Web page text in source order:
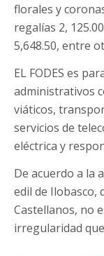
florales y
regalías 2,
5,648.50, entre
EL FODES es
administrativos
viáticos,
servicios de
eléctrica y
De acuerdo a la
edil de Ilobasco,
Castellanos, no
irregularidad